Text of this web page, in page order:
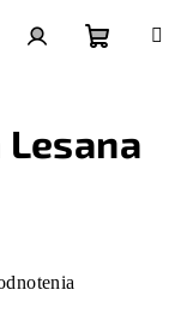
košík